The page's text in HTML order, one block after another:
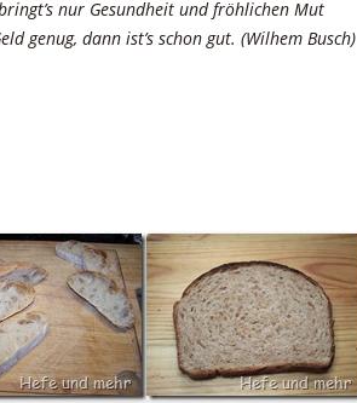
nur Gesundheit und fröhlichen Mut
genug, dann ist’s schon gut. (Wilhem Busch)